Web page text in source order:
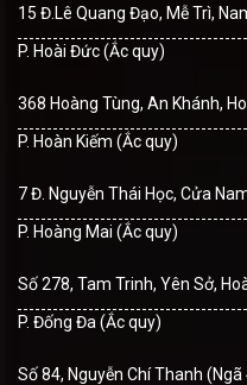
15 Đ.Lê Quang Đạo, Mễ Trì,
P. Hoài Đức (Ắc quy)
368 Hoàng Tùng, An Khánh,
P. Hoàn Kiếm (Ắc quy)
7 Đ. Nguyễn Thái Học, Cửa
P. Hoàng Mai (Ắc quy)
Số 278, Tam Trinh, Yên Sở,
P. Đống Đa (Ắc quy)
Số 84, Nguyễn Chí Thanh